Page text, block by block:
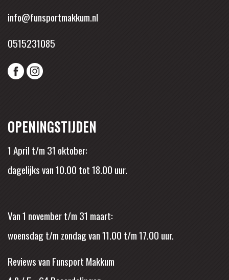
info@funsportmakkum.nl
0515231085
OPENINGSTIJDEN
1 April t/m 31 oktober:
dagelijks van 10.00 tot 18.00 uur.
Van 1 november t/m 31 maart:
woensdag t/m zondag van 11.00 t/m 17.00 uur.
Reviews van Funsport Makkum